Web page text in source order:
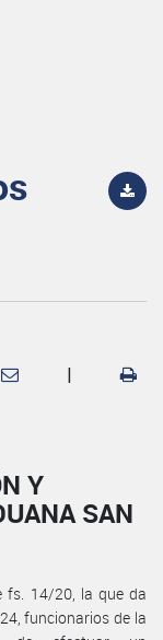
|
Y
SAN
fs. 14/20, la que da
funcionarios de la